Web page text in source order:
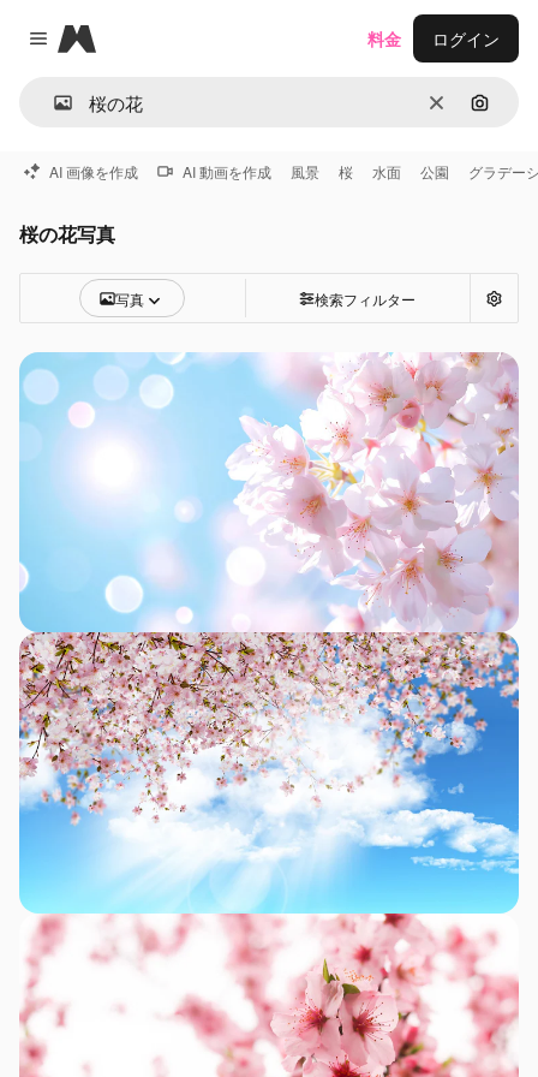
Close menu
Magnific
消去 画像で
料金 ログイン
AI 画像を作成 AI 動画を作成 風景 桜 水面 公園 グラデー
桜の花写真
写真 検索フィルター